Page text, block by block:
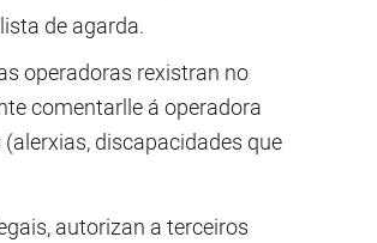
de agarda.
operadoras rexistran no
comentarlle á operadora
discapacidades que
autorizan a terceiros